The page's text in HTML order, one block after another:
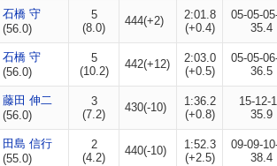
石橋 守
(56.0)
5
(8.0)
444(+2)
2:01.8
(+0.4)
05-05-
35.4
石橋 守
(56.0)
5
(10.2)
442(+12)
2:03.0
(+0.5)
05-05-
36.5
藤田 伸二
(56.0)
3
(7.2)
430(-10)
1:36.2
(+0.8)
15-12-
35.9
田島 信行
(55.0)
2
(4.2)
440(-10)
1:52.3
(+2.5)
09-09-
38.4